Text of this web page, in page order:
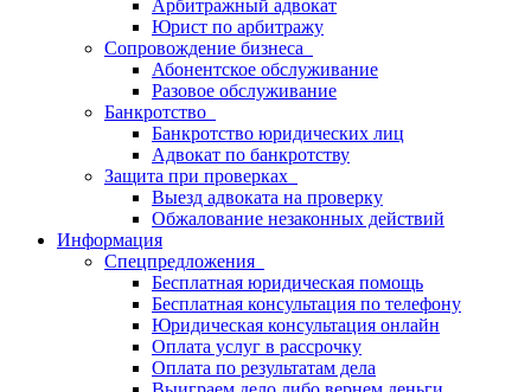
Арбитражный адвокат
Юрист по арбитражу
Сопровождение бизнеса
Абонентское обслуживание
Разовое обслуживание
Банкротство
Банкротство юридических лиц
Адвокат по банкротству
Защита при проверках
Выезд адвоката на проверку
Обжалование незаконных действий
Информация
Спецпредложения
Бесплатная юридическая помощь
Бесплатная консультация по телефону
Юридическая консультация онлайн
Оплата услуг в рассрочку
Оплата по результатам дела